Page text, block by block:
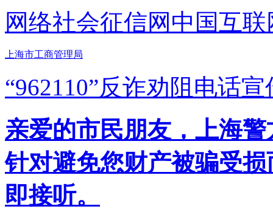
网络社会征信网 中国互
上海市工商管理局
“962110”反诈劝阻电话宣
亲爱的市民朋友，上海
针对避免您财产被骗受
即接听。